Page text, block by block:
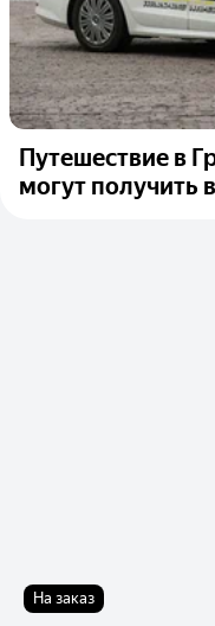
Путешествие в
могут получить
На заказ